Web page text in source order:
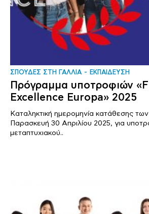
ΣΠΟΥΔΕΣ ΣΤΗ ΓΑΛΛΙΑ ΕΚΠΑΙΔΕΥΣΗ
Πρόγραμμα υποτροφιών
Excellence Europa» 2025
Καταληκτική ημερομηνία κατάθεσης
Παρασκευή 30 Απριλίου 2025, για
μεταπτυχιακού..